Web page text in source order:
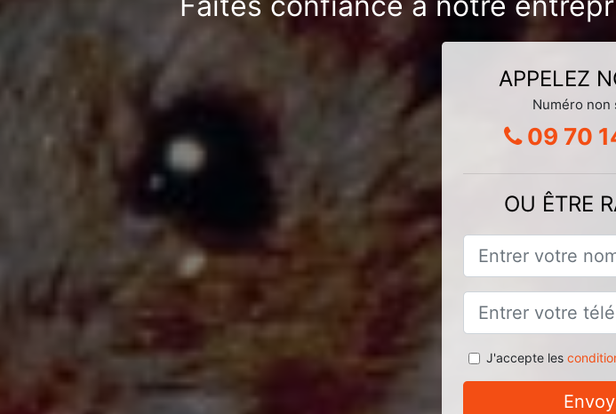
APPELEZ
Numéro non
09 70
OU ÊTRE
J'accepte les